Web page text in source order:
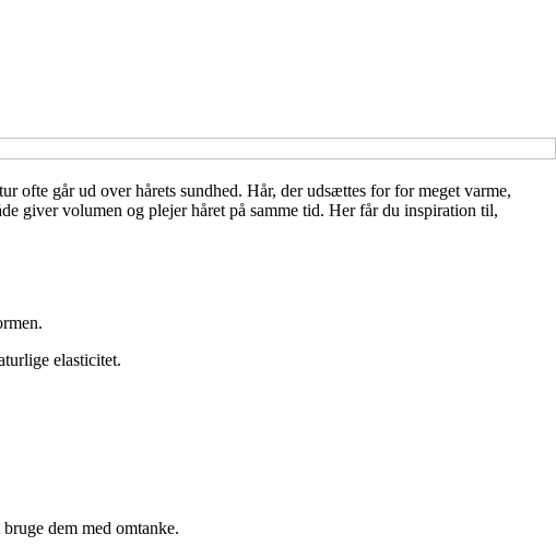
ofte går ud over hårets sundhed. Hår, der udsættes for for meget varme,
giver volumen og plejer håret på samme tid. Her får du inspiration til,
elasticitet.
dem med omtanke.